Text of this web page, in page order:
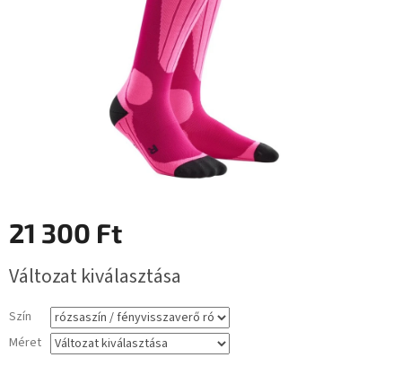
21 300 Ft
Változat kiválasztása
Szín
Méret